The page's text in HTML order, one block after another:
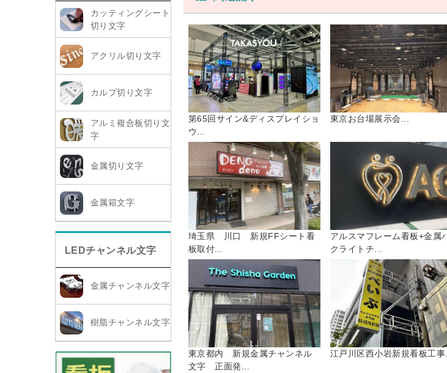
カッティングシート
切り文字
アクリル切り文字
カルプ切り文字
アルミ複合板切り文
字
金属切り文字
金属箱文字
LEDチャンネル文字
金属チャンネル文字
樹脂チャンネル文字
第65回サイン&ディスプレイショ
ウ...
東京お台場展示会...
埼玉県 川口 新規FFシート看
板取付...
アルスマフレーム看板+金属
クライトチ...
東京都内 新規金属チャンネル
文字 正面発...
江戸川区西小岩新規看板工事